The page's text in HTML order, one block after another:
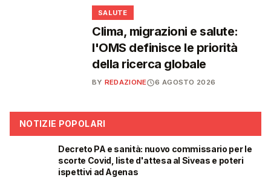
SALUTE
Clima, migrazioni e salute:
l'OMS definisce le priorità
della ricerca globale
BY REDAZIONE 6 AGOSTO 2026
NOTIZIE POPOLARI
Decreto PA e sanità: nuovo commissario per le
scorte Covid, liste d'attesa al Siveas e poteri
ispettivi ad Agenas